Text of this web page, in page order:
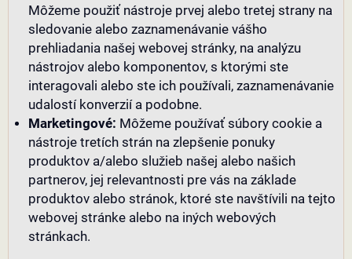
Môžeme použiť nástroje prvej alebo tretej strany na
sledovanie alebo zaznamenávanie vášho
prehliadania našej webovej stránky, na analýzu
nástrojov alebo komponentov, s ktorými ste
interagovali alebo ste ich používali, zaznamenávanie
udalostí konverzií a podobne.
Marketingové: Môžeme používať súbory cookie a
nástroje tretích strán na zlepšenie ponuky
produktov a/alebo služieb našej alebo našich
partnerov, jej relevantnosti pre vás na základe
produktov alebo stránok, ktoré ste navštívili na tejto
webovej stránke alebo na iných webových
stránkach.